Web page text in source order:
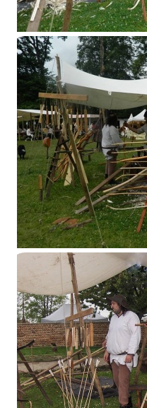
Feluy 2015
Feluy 2015